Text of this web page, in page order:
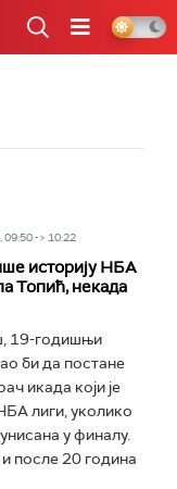
-> 10:22
историју НБА
Топић, некада
19-годишњи
би да постане
икада који је
лиги, уколико
у финалу.
после 20 година